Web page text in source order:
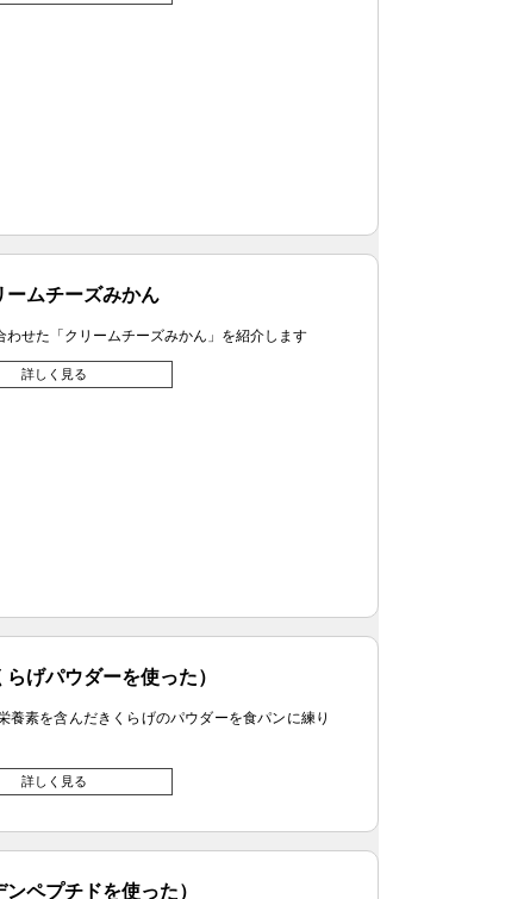
ームチーズみかん
わせた「クリームチーズみかん」を紹介します
詳しく見る
げパウダーを使った）
養素を含んだきくらげのパウダーを食パンに練り
詳しく見る
ペプチドを使った）